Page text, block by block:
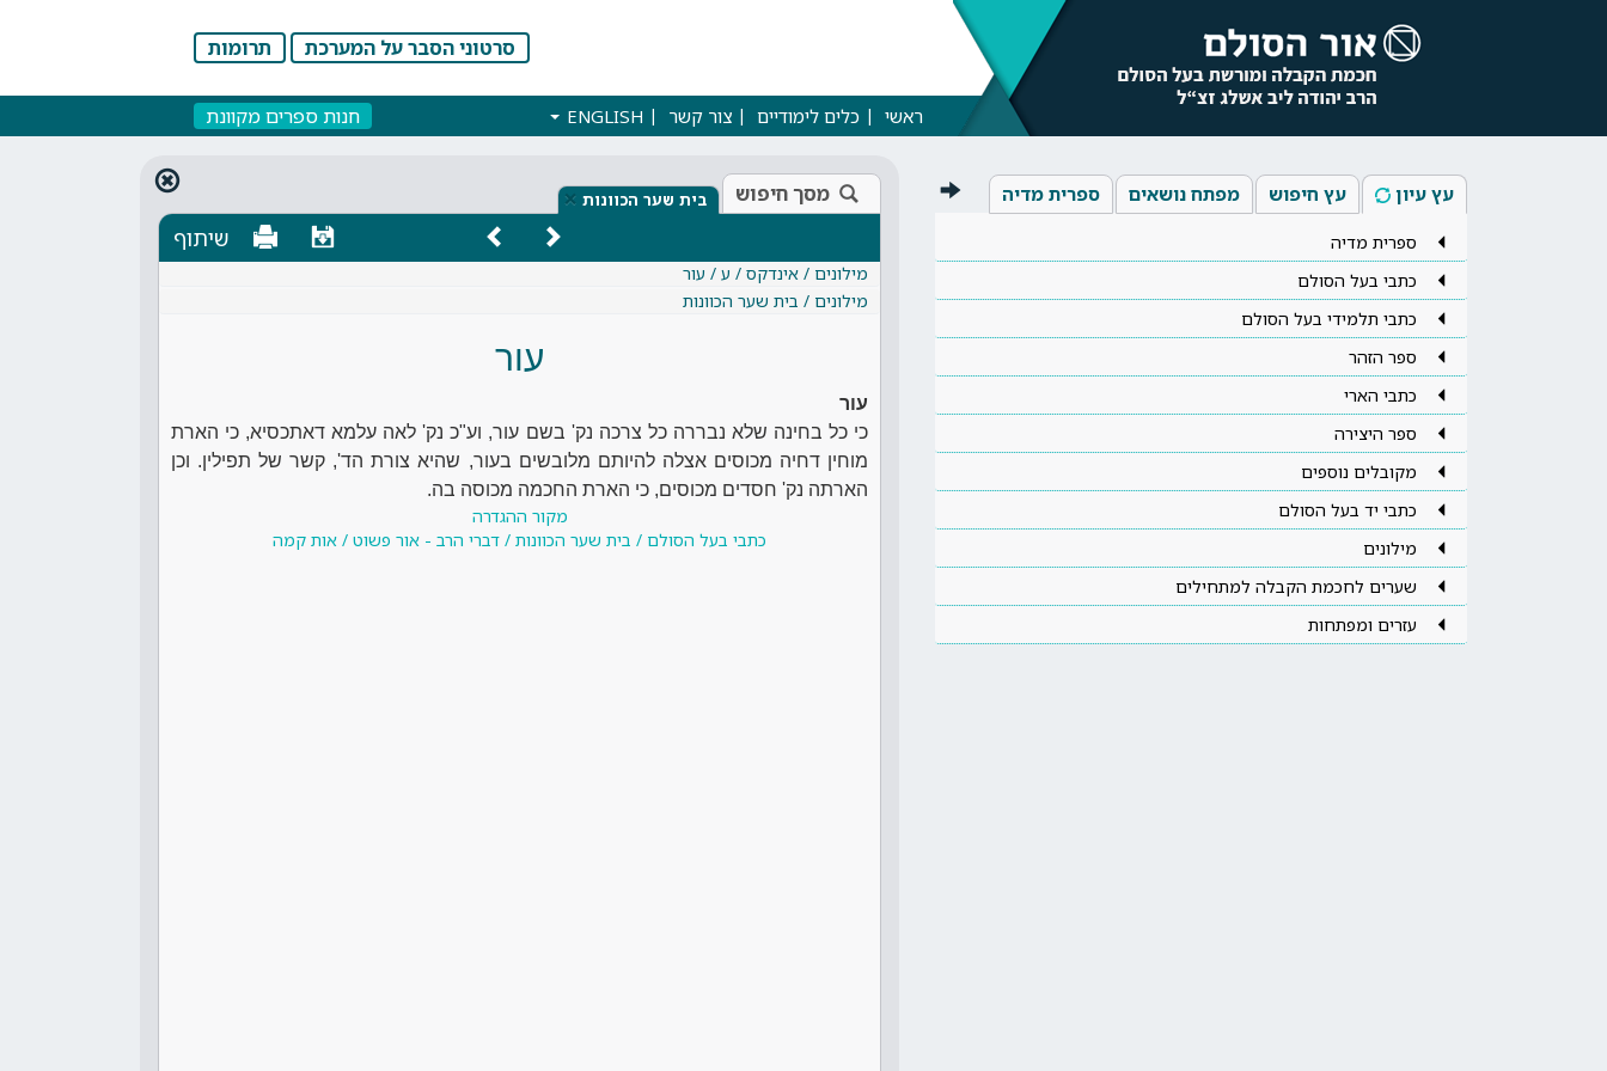
סרטוני הסבר על המערכת תרומות
ראשי כלים לימודיים צור קשר ENGLISH חנות ספרים מקוונת
עץ עיון עץ חיפוש מפתח נושאים ספרית מדיה
ספרית מדיה
כתבי בעל הסולם
כתבי תלמידי בעל הסולם
ספר הזהר
כתבי הארי
ספר היצירה
מקובלים נוספים
כתבי יד בעל הסולם
מילונים
שערים לחכמת הקבלה למתחילים
עזרים ומפתחות
מסך חיפוש בית שער הכוונות ×
שיתוף
מילונים / אינדקס / ע / עור
מילונים / בית שער הכוונות
עור
עור
כי כל בחינה שלא נבררה כל צרכה נק' בשם עור, וע"כ נק' לאה עלמא דאתכסיא, כי הארת
מוחין דחיה מכוסים אצלה להיותם מלובשים בעור, שהיא צורת הד', קשר של תפילין. וכן
הארתה נק' חסדים מכוסים, כי הארת החכמה מכוסה בה.
מקור ההגדרה
כתבי בעל הסולם / בית שער הכוונות / דברי הרב - אור פשוט / אות קמה